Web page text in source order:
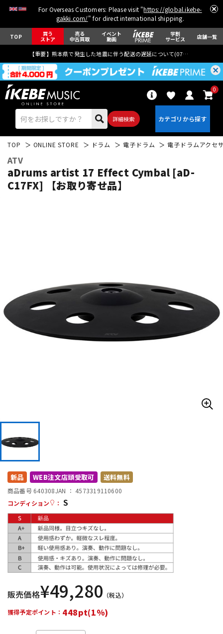
For Overseas Customers: Please visit "https://global.ikebe-
gakki.com/" for direct international shipping.
TOP 買う
ストア
売る
中古買取
イベント
動画
学割
サービス 店舗一覧
【重要】熊本県で発生した地震に伴う配送の遅延について(07月29日
詳細検索
0
キーボード 電子ピアノ
配信/ライブ機器
中古 ヴィンテージ
TOP ONLINE STORE ドラム 電子ドラム 電子ドラムアクセ
ATV
aDrums artist 17 Effect Cymbal [aD-
C17FX] 【お取り寄せ品】
新品 WEB注文店頭受取可 送料無料
商品番号 640308JAN ： 4573319110600
コンディション
： S
販売価格¥49,280 （税込）
獲得予定ポイント： 448pt(1%)